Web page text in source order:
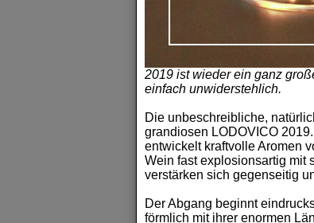
2019 ist wieder ein ganz
einfach unwiderstehlich.
Die unbeschreibliche,
grandiosen LODOVICO
entwickelt kraftvolle Aromen
Wein fast explosionsartig mit
verstärken sich gegenseitig
Der Abgang beginnt
förmlich mit ihrer enormen